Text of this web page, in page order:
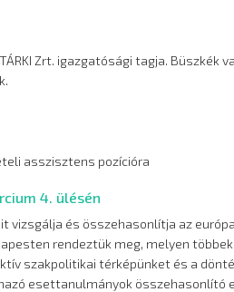
Zrt. igazgatósági tagja. Büszkék
asszisztens pozícióra
4. ülésén
vizsgálja és összehasonlítja az
rendeztük meg, melyen
szakpolitikai térképünket és a
esettanulmányok összehasonlító